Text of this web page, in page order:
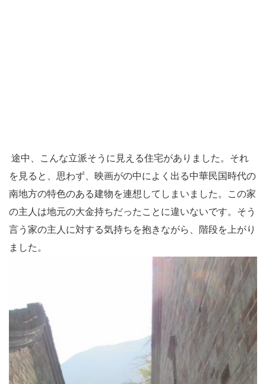
途中、こんな立派そうに見える住宅がありました。それ
を見ると、思わず、映画がの中によく出る中華民国時代の
南地方の特色のある建物を連想してしまいました。この家
の主人は地元の大金持ちだったことに違いないです。そう
言う家の主人に対する気持ちを抱きながら、階段を上がり
ました。